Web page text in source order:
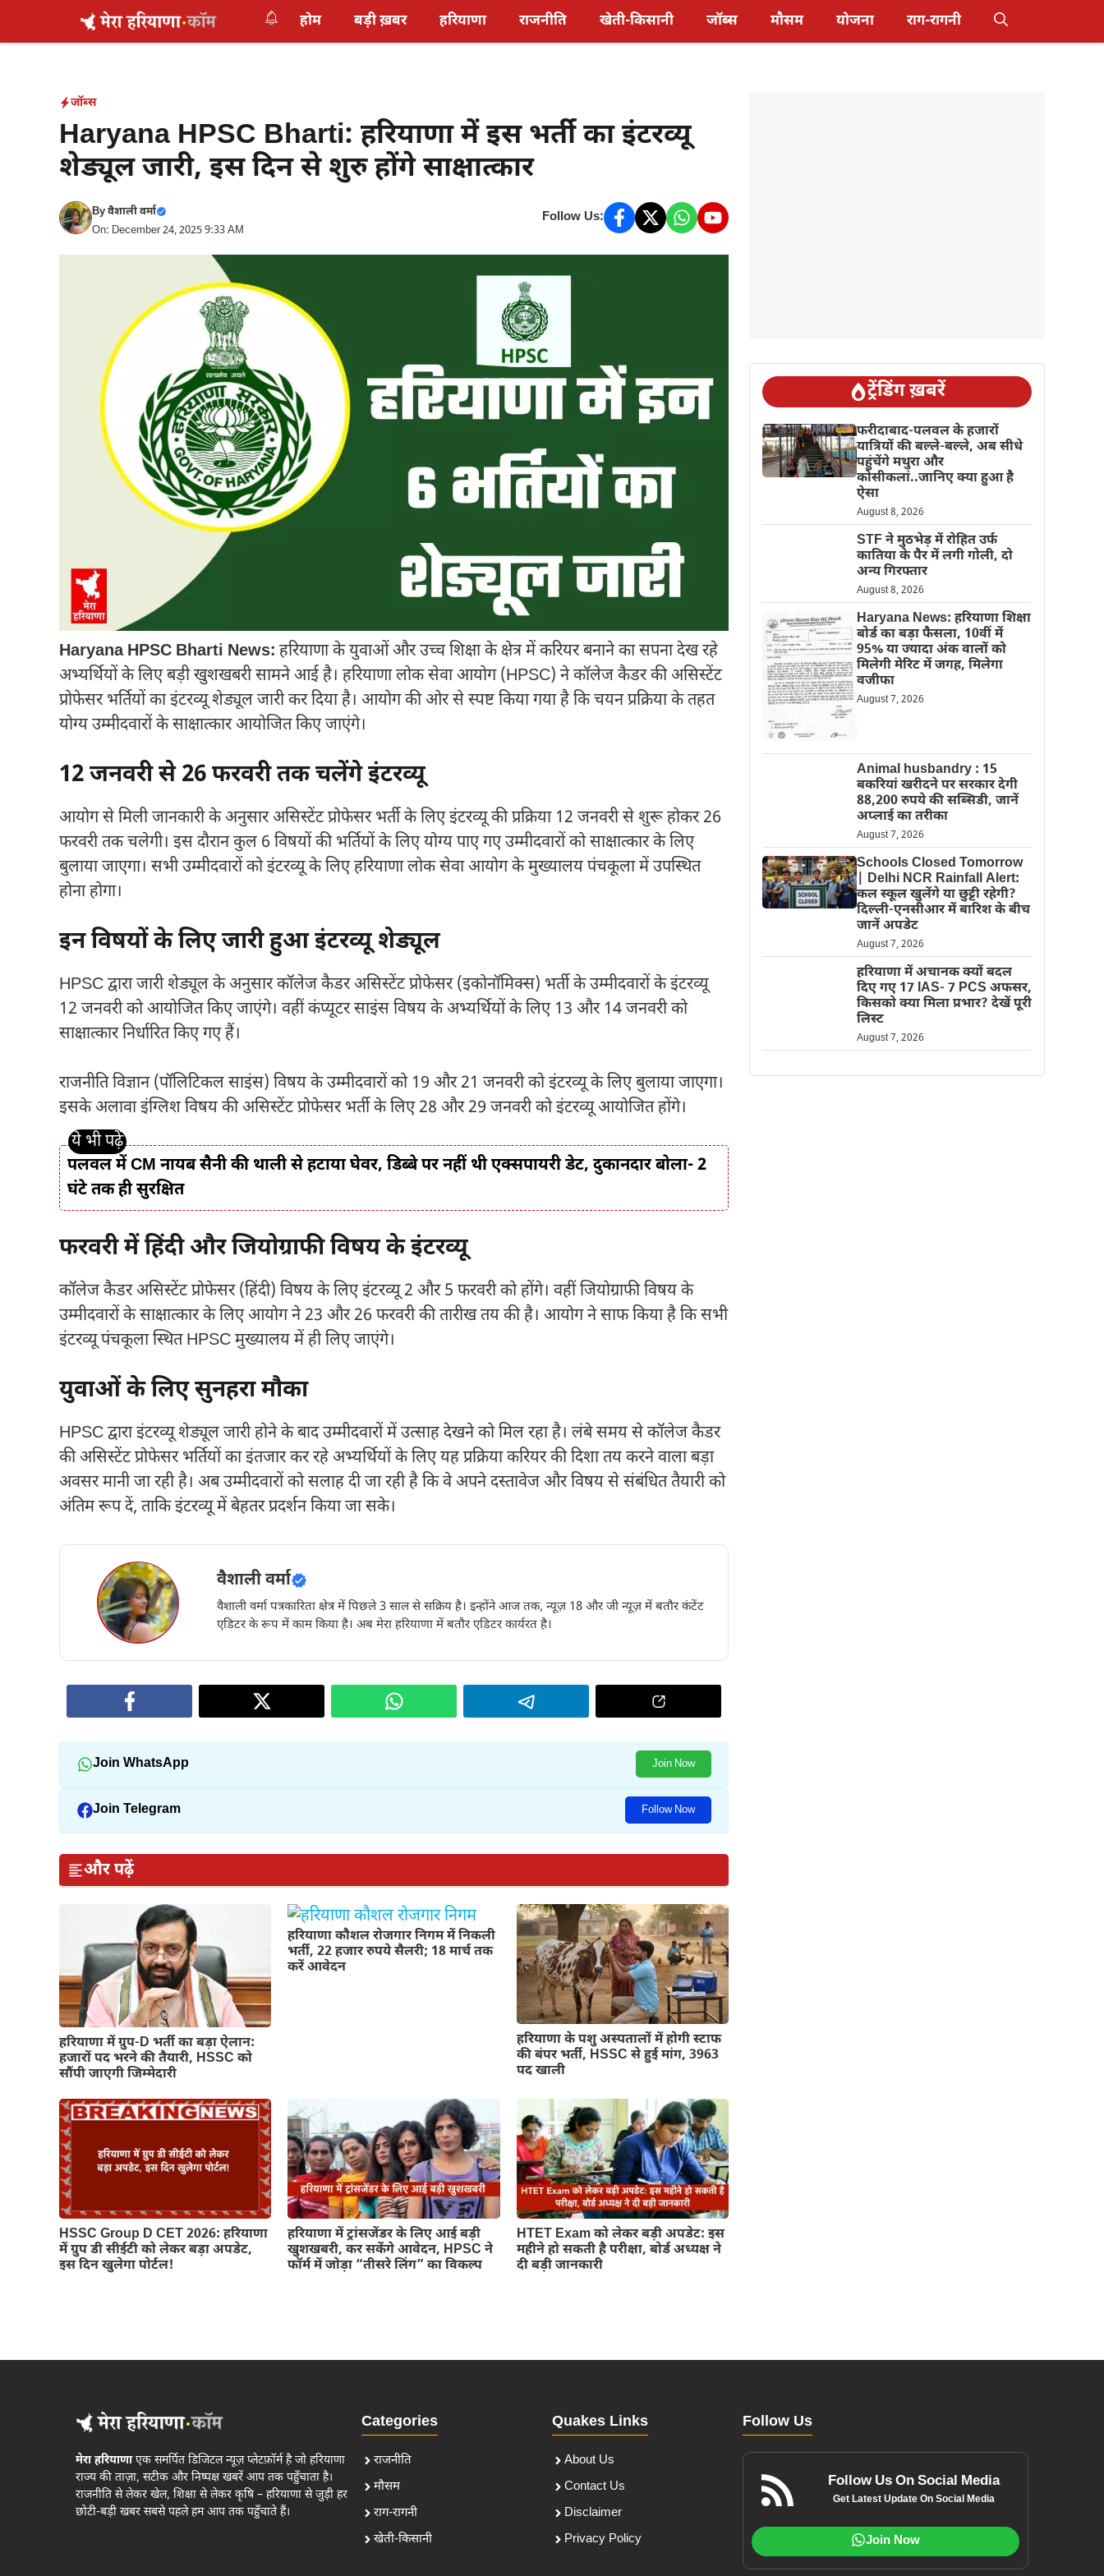
होम बड़ी ख़बर हरियाणा राजनीति खेती-किसानी जॉब्स मौसम योजना राग-रागनी
जॉब्स
Haryana HPSC Bharti: हरियाणा में इस भर्ती का इंटरव्यू
शेड्यूल जारी, इस दिन से शुरु होंगे साक्षात्कार
Byवैशाली वर्मा
On: December 24, 2025 9:33 AM
Follow Us:
Haryana HPSC Bharti News: हरियाणा के युवाओं और उच्च शिक्षा के क्षेत्र में करियर बनाने का सपना देख रहे
अभ्यर्थियों के लिए बड़ी खुशखबरी सामने आई है। हरियाणा लोक सेवा आयोग (HPSC) ने कॉलेज कैडर की असिस्टेंट
प्रोफेसर भर्तियों का इंटरव्यू शेड्यूल जारी कर दिया है। आयोग की ओर से स्पष्ट किया गया है कि चयन प्रक्रिया के तहत
योग्य उम्मीदवारों के साक्षात्कार आयोजित किए जाएंगे।
12 जनवरी से 26 फरवरी तक चलेंगे इंटरव्यू
आयोग से मिली जानकारी के अनुसार असिस्टेंट प्रोफेसर भर्ती के लिए इंटरव्यू की प्रक्रिया 12 जनवरी से शुरू होकर 26
फरवरी तक चलेगी। इस दौरान कुल 6 विषयों की भर्तियों के लिए योग्य पाए गए उम्मीदवारों को साक्षात्कार के लिए
बुलाया जाएगा। सभी उम्मीदवारों को इंटरव्यू के लिए हरियाणा लोक सेवा आयोग के मुख्यालय पंचकूला में उपस्थित
होना होगा।
इन विषयों के लिए जारी हुआ इंटरव्यू शेड्यूल
HPSC द्वारा जारी शेड्यूल के अनुसार कॉलेज कैडर असिस्टेंट प्रोफेसर (इकोनॉमिक्स) भर्ती के उम्मीदवारों के इंटरव्यू
12 जनवरी को आयोजित किए जाएंगे। वहीं कंप्यूटर साइंस विषय के अभ्यर्थियों के लिए 13 और 14 जनवरी को
साक्षात्कार निर्धारित किए गए हैं।
राजनीति विज्ञान (पॉलिटिकल साइंस) विषय के उम्मीदवारों को 19 और 21 जनवरी को इंटरव्यू के लिए बुलाया जाएगा।
इसके अलावा इंग्लिश विषय की असिस्टेंट प्रोफेसर भर्ती के लिए 28 और 29 जनवरी को इंटरव्यू आयोजित होंगे।
पलवल में CM नायब सैनी की थाली से हटाया घेवर, डिब्बे पर नहीं थी एक्सपायरी डेट, दुकानदार बोला- 2
घंटे तक ही सुरक्षित
फरवरी में हिंदी और जियोग्राफी विषय के इंटरव्यू
कॉलेज कैडर असिस्टेंट प्रोफेसर (हिंदी) विषय के लिए इंटरव्यू 2 और 5 फरवरी को होंगे। वहीं जियोग्राफी विषय के
उम्मीदवारों के साक्षात्कार के लिए आयोग ने 23 और 26 फरवरी की तारीख तय की है। आयोग ने साफ किया है कि सभी
इंटरव्यू पंचकूला स्थित HPSC मुख्यालय में ही लिए जाएंगे।
युवाओं के लिए सुनहरा मौका
HPSC द्वारा इंटरव्यू शेड्यूल जारी होने के बाद उम्मीदवारों में उत्साह देखने को मिल रहा है। लंबे समय से कॉलेज कैडर
की असिस्टेंट प्रोफेसर भर्तियों का इंतजार कर रहे अभ्यर्थियों के लिए यह प्रक्रिया करियर की दिशा तय करने वाला बड़ा
अवसर मानी जा रही है। अब उम्मीदवारों को सलाह दी जा रही है कि वे अपने दस्तावेज और विषय से संबंधित तैयारी को
अंतिम रूप दें, ताकि इंटरव्यू में बेहतर प्रदर्शन किया जा सके।
वैशाली वर्मा
वैशाली वर्मा पत्रकारिता क्षेत्र में पिछले 3 साल से सक्रिय है। इन्होंने आज तक, न्यूज़ 18 और जी न्यूज़ में बतौर कंटेंट
एडिटर के रूप में काम किया है। अब मेरा हरियाणा में बतौर एडिटर कार्यरत है।
Join WhatsApp Join Now
Join Telegram Follow Now
और पढ़ें
हरियाणा में ग्रुप-D भर्ती का बड़ा ऐलान:
हजारों पद भरने की तैयारी, HSSC को
सौंपी जाएगी जिम्मेदारी
हरियाणा कौशल रोजगार निगम में निकली
भर्ती, 22 हजार रुपये सैलरी; 18 मार्च तक
करें आवेदन
हरियाणा के पशु अस्पतालों में होगी स्टाफ
की बंपर भर्ती, HSSC से हुई मांग, 3963
पद खाली
HSSC Group D CET 2026: हरियाणा
में ग्रुप डी सीईटी को लेकर बड़ा अपडेट,
इस दिन खुलेगा पोर्टल!
हरियाणा में ट्रांसजेंडर के लिए आई बड़ी
खुशखबरी, कर सकेंगे आवेदन, HPSC ने
फॉर्म में जोड़ा “तीसरे लिंग” का विकल्प
HTET Exam को लेकर बड़ी अपडेट: इस
महीने हो सकती है परीक्षा, बोर्ड अध्यक्ष ने
दी बड़ी जानकारी
ट्रेंडिंग ख़बरें
फरीदाबाद-पलवल के हजारों
यात्रियों की बल्ले-बल्ले, अब सीधे
पहुंचेंगे मथुरा और
कोसीकलां..जानिए क्या हुआ है
ऐसा
August 8, 2026
STF ने मुठभेड़ में रोहित उर्फ
कातिया के पैर में लगी गोली, दो
अन्य गिरफ्तार
August 8, 2026
Haryana News: हरियाणा शिक्षा
बोर्ड का बड़ा फैसला, 10वीं में
95% या ज्यादा अंक वालों को
मिलेगी मेरिट में जगह, मिलेगा
वजीफा
August 7, 2026
Animal husbandry : 15
बकरियां खरीदने पर सरकार देगी
88,200 रुपये की सब्सिडी, जानें
अप्लाई का तरीका
August 7, 2026
Schools Closed Tomorrow
| Delhi NCR Rainfall Alert:
कल स्कूल खुलेंगे या छुट्टी रहेगी?
दिल्ली-एनसीआर में बारिश के बीच
जानें अपडेट
August 7, 2026
हरियाणा में अचानक क्यों बदल
दिए गए 17 IAS- 7 PCS अफसर,
किसको क्या मिला प्रभार? देखें पूरी
लिस्ट
August 7, 2026
मेरा हरियाणाएक समर्पित डिजिटल न्यूज़ प्लेटफ़ॉर्म है जो हरियाणा
राज्य की ताज़ा, सटीक और निष्पक्ष खबरें आप तक पहुँचाता है।
राजनीति से लेकर खेल, शिक्षा से लेकर कृषि – हरियाणा से जुड़ी हर
छोटी-बड़ी खबर सबसे पहले हम आप तक पहुँचाते हैं।
Categories
राजनीति
मौसम
राग-रागनी
खेती-किसानी
Quakes Links
About Us
Contact Us
Disclaimer
Privacy Policy
Follow Us
Follow Us On Social Media
Get Latest Update On Social Media
Join Now